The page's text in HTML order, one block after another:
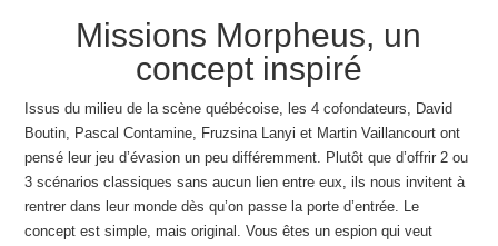
Missions Morpheus, un
concept inspiré
Issus du milieu de la scène québécoise, les 4 cofondateurs, David
Boutin, Pascal Contamine, Fruzsina Lanyi et Martin Vaillancourt ont
pensé leur jeu d’évasion un peu différemment. Plutôt que d’offrir 2 ou
3 scénarios classiques sans aucun lien entre eux, ils nous invitent à
rentrer dans leur monde dès qu’on passe la porte d’entrée. Le
concept est simple, mais original. Vous êtes un espion qui veut